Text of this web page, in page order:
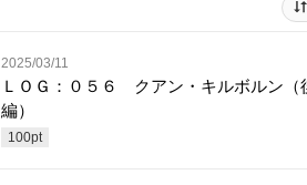
2025/03/11
ＬＯＧ：０５６ クアン・キルボルン（
編）
100pt